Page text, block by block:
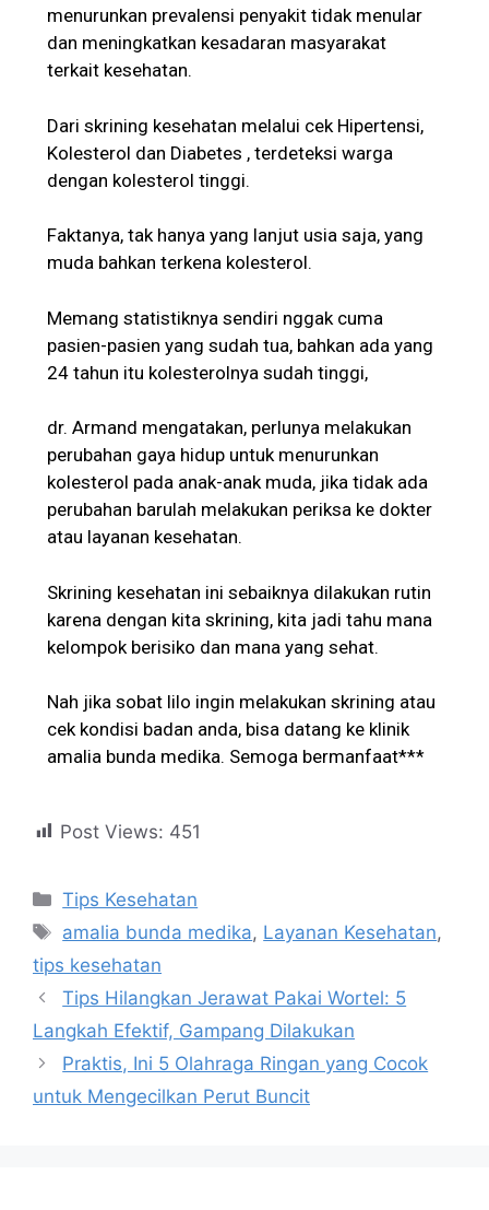
menurunkan prevalensi penyakit tidak menular
dan meningkatkan kesadaran masyarakat
terkait kesehatan.
Dari skrining kesehatan melalui cek Hipertensi,
Kolesterol dan Diabetes , terdeteksi warga
dengan kolesterol tinggi.
Faktanya, tak hanya yang lanjut usia saja, yang
muda bahkan terkena kolesterol.
Memang statistiknya sendiri nggak cuma
pasien-pasien yang sudah tua, bahkan ada yang
24 tahun itu kolesterolnya sudah tinggi,
dr. Armand mengatakan, perlunya melakukan
perubahan gaya hidup untuk menurunkan
kolesterol pada anak-anak muda, jika tidak ada
perubahan barulah melakukan periksa ke dokter
atau layanan kesehatan.
Skrining kesehatan ini sebaiknya dilakukan rutin
karena dengan kita skrining, kita jadi tahu mana
kelompok berisiko dan mana yang sehat.
Nah jika sobat lilo ingin melakukan skrining atau
cek kondisi badan anda, bisa datang ke klinik
amalia bunda medika. Semoga bermanfaat***
Post Views: 451
Tips Kesehatan
amalia bunda medika, Layanan Kesehatan,
tips kesehatan
Tips Hilangkan Jerawat Pakai Wortel: 5
Langkah Efektif, Gampang Dilakukan
Praktis, Ini 5 Olahraga Ringan yang Cocok
untuk Mengecilkan Perut Buncit